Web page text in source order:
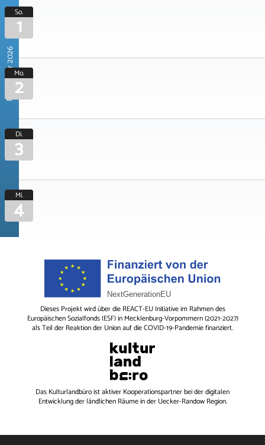
November 2026
So.
1
Mo.
2
Di.
3
Mi.
4
Dieses Projekt wird über die REACT-EU Initiative im Rahmen des
Europäischen Sozialfonds (ESF) in Mecklenburg-Vorpommern (2021-2027)
als Teil der Reaktion der Union auf die COVID-19-Pandemie finanziert.
Das Kulturlandbüroist aktiver Kooperationspartner bei der digitalen
Entwicklung der ländlichen Räume in der Uecker-Randow Region.